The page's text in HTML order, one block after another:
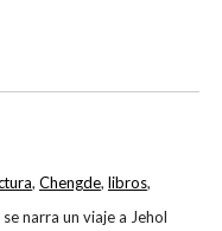
narra un viaje a Jehol
, Chengde, libros,